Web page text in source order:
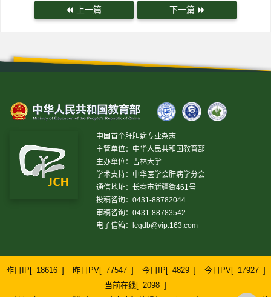
上一篇 下一篇
中国首个肝胆病专业杂志
主管单位：中华人民共和国教育部
主办单位：吉林大学
学术支持：中华医学会肝病学分会
通信地址：长春市新疆街461号
投稿咨询：0431-88782044
审稿咨询：0431-88783542
电子信箱：
lcgdb@vip.163.com
昨日IP[ 18616 ] 昨日PV[ 77547 ] 今日IP[ 4829 ] 今日PV[ 17927 ]
当前在线[ 2098 ]